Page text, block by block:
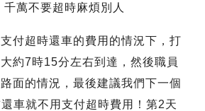
萬不要超時麻煩別人
付超時還車的費用的情況下，打
約7時15分左右到達，然後職員
面的情況，最後建議我們下一個
車就不用支付超時費用！第2天